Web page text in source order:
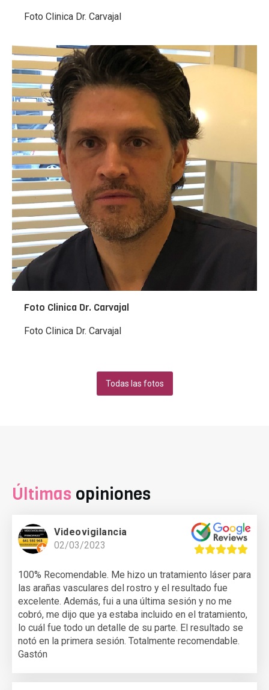
Foto Clinica Dr. Carvajal
Foto Clinica Dr. Carvajal
Foto Clinica Dr. Carvajal
Todas las fotos
Últimas opiniones
Videovigilancia
02/03/2023
100% Recomendable. Me hizo un tratamiento láser para
las arañas vasculares del rostro y el resultado fue
excelente. Además, fui a una última sesión y no me
cobró, me dijo que ya estaba incluido en el tratamiento,
lo cuál fue todo un detalle de su parte. El resultado se
notó en la primera sesión. Totalmente recomendable.
Gastón